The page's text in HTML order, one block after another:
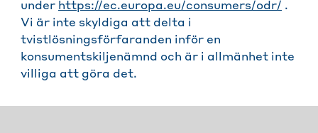
under https://ec.europa.eu/consumers/odr/ .
Vi är inte skyldiga att delta i
tvistlösningsförfaranden inför en
konsumentskiljenämnd och är i allmänhet inte
villiga att göra det.